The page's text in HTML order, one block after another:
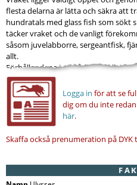
flesta delarna är lätta och säkra att
hundratals med glass fish som sökt
täcker vraket och de vanligt
såsom juvelabborre, sergeantfisk,
allt.
Förhållandena i området är i
Logga in för att se
dig om du inte
här.
Skaffa också prenumeration på DYK